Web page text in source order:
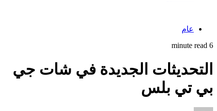
عام
6 minute read
التحديثات الجديدة في شات جي
بي تي بلس